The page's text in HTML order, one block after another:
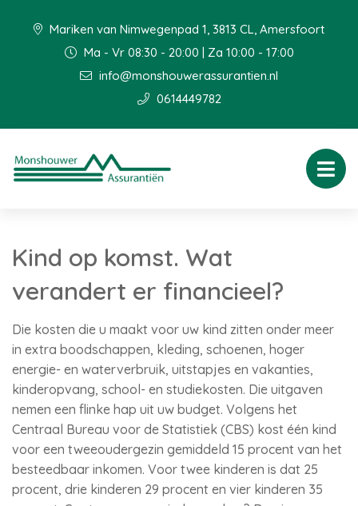
Mariken van Nimwegenpad 1, 3813 CL, Amersfoort
Ma - Vr 08:30 - 20:00 | Za 10:00 - 17:00
info@monshouwerassurantien.nl
0614449782
Kind op komst. Wat
verandert er financieel?
Die kosten die u maakt voor uw kind zitten onder meer
in extra boodschappen, kleding, schoenen, hoger
energie- en waterverbruik, uitstapjes en vakanties,
kinderopvang, school- en studiekosten. Die uitgaven
nemen een flinke hap uit uw budget. Volgens het
Centraal Bureau voor de Statistiek (CBS) kost één kind
voor een tweeoudergezin gemiddeld 15 procent van het
besteedbaar inkomen. Voor twee kinderen is dat 25
procent, drie kinderen 29 procent en vier kinderen 35